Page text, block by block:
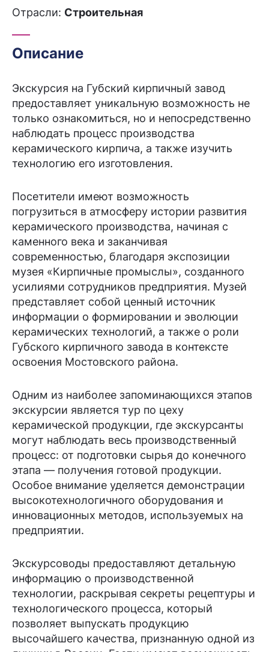
Отрасли: Строительная
Описание
Экскурсия на Губский кирпичный завод
предоставляет уникальную возможность не
только ознакомиться, но и непосредственно
наблюдать процесс производства
керамического кирпича, а также изучить
технологию его изготовления.
Посетители имеют возможность
погрузиться в атмосферу истории развития
керамического производства, начиная с
каменного века и заканчивая
современностью, благодаря экспозиции
музея «Кирпичные промыслы», созданного
усилиями сотрудников предприятия. Музей
представляет собой ценный источник
информации о формировании и эволюции
керамических технологий, а также о роли
Губского кирпичного завода в контексте
освоения Мостовского района.
Одним из наиболее запоминающихся этапов
экскурсии является тур по цеху
керамической продукции, где экскурсанты
могут наблюдать весь производственный
процесс: от подготовки сырья до конечного
этапа — получения готовой продукции.
Особое внимание уделяется демонстрации
высокотехнологичного оборудования и
инновационных методов, используемых на
предприятии.
Экскурсоводы предоставляют детальную
информацию о производственной
технологии, раскрывая секреты рецептуры и
технологического процесса, который
позволяет выпускать продукцию
высочайшего качества, признанную одной из